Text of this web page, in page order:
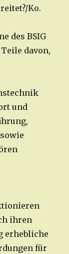
Ko.
des BSIG
davon,
und
ihren
erhebliche
für